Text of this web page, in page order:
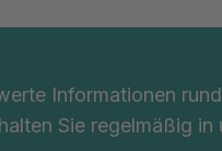
Informationen
Sie regelmäßig